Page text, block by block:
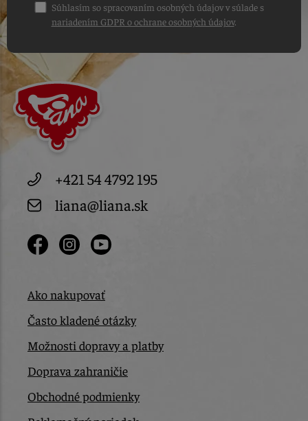
Súhlasím so spracovaním osobných údajov v súlade s
nariadením GDPR o ochrane osobných údajov.
+421 54 4792 195
liana@liana.sk
Ako nakupovať
Často kladené otázky
Možnosti dopravy a platby
Doprava zahraničie
Obchodné podmienky